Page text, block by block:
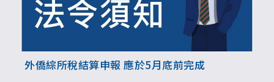
外僑綜所稅結算申報 應於5月底前完成